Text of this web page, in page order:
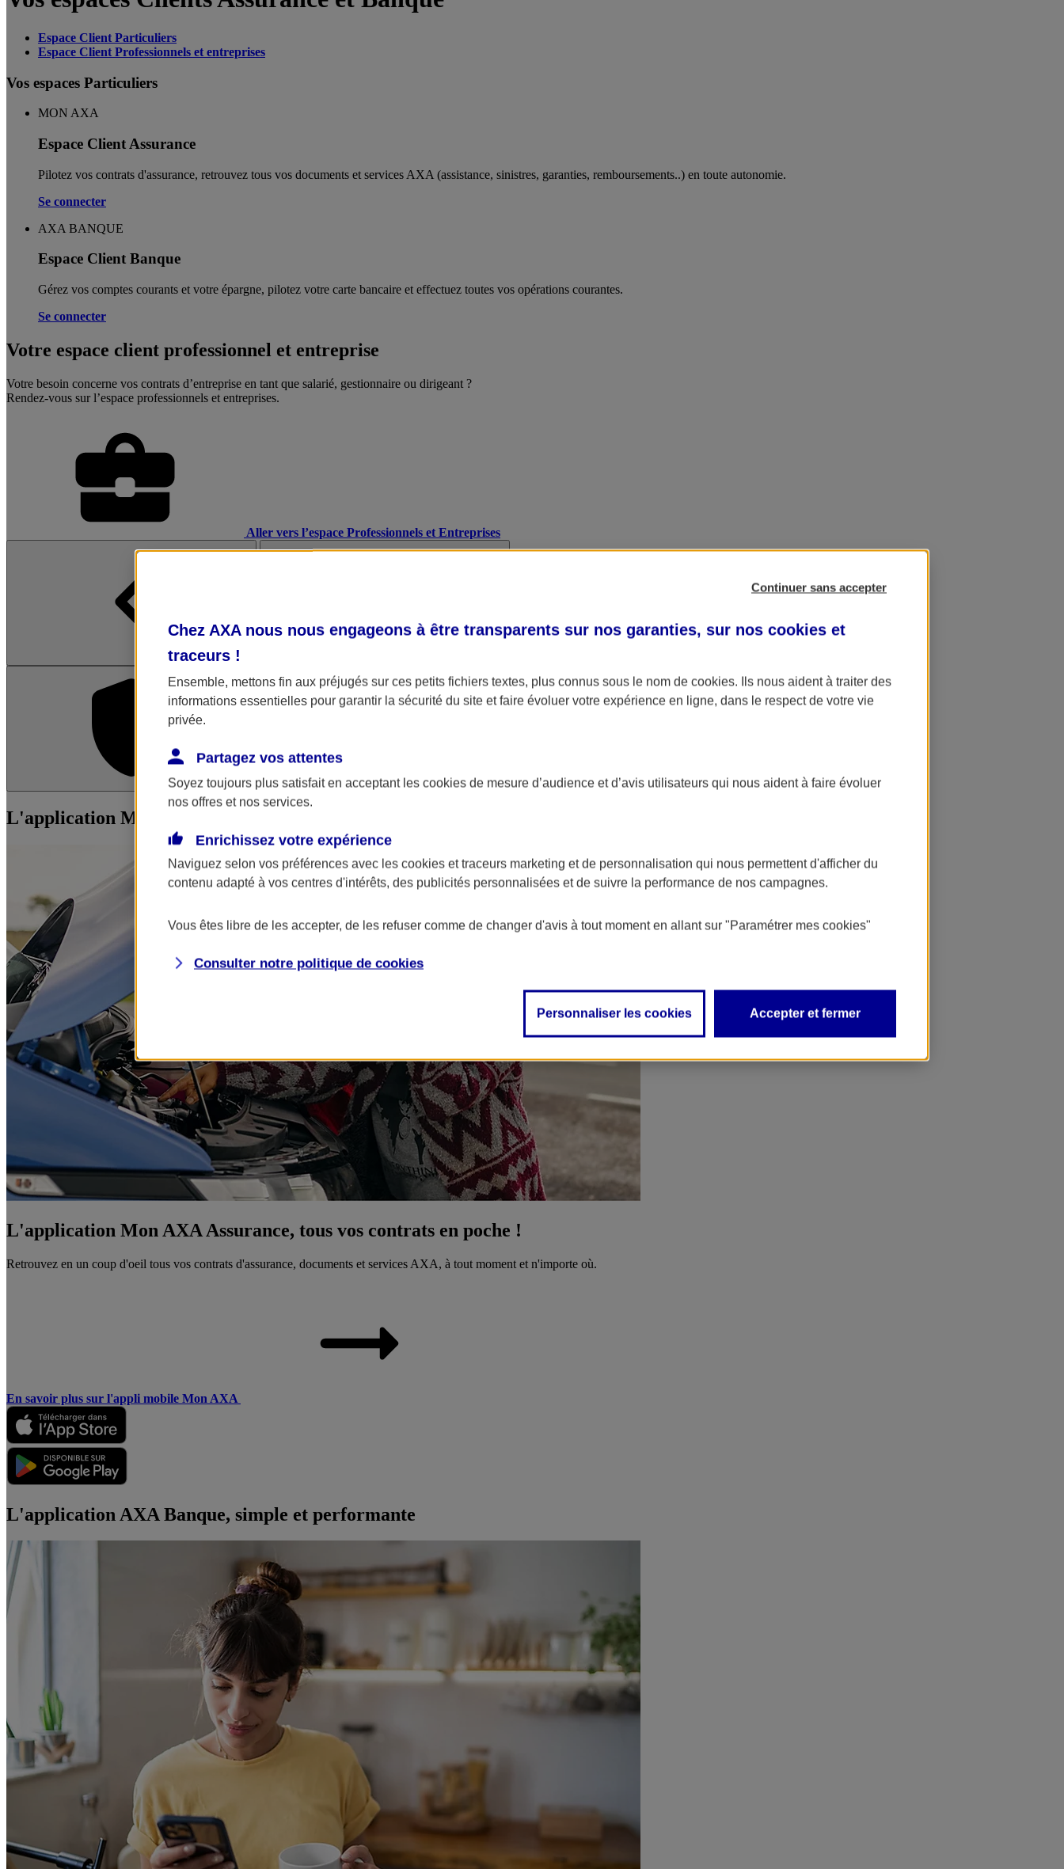
Espace Client Particuliers
Espace Client Professionnels et entreprises
Vos espaces Particuliers
MON AXA
Espace Client Assurance
Pilotez vos contrats d'assurance, retrouvez tous vos documents et services AXA (assistance, sinistres, garanties, remboursements..) en toute autonomie. ​
Se connecter
AXA BANQUE
Espace Client Banque
Gérez vos comptes courants et votre épargne, pilotez votre carte bancaire et effectuez toutes vos opérations courantes.
Se connecter
Votre espace client professionnel et entreprise
Votre besoin concerne vos contrats d’entreprise en tant que salarié, gestionnaire ou dirigeant ?
Rendez-vous sur l’espace professionnels et entreprises.
Aller vers l’espace Professionnels et Entreprises
L'application Mon AXA Assurance L'application AXA Banque
L'application Mon AXA Assurance, tous vos contrats en poche !
L'application Mon AXA Assurance, tous vos contrats en poche !
Retrouvez en un coup d'oeil tous vos contrats d'assurance, documents et services AXA, à tout moment et n'importe où.
En savoir plus sur l'appli mobile Mon AXA
L'application AXA Banque, simple et performante
Continuer sans accepter
Chez AXA nous nous engageons à être transparents sur nos garanties, sur nos cookies et
traceurs !
Ensemble, mettons fin aux préjugés sur ces petits fichiers textes, plus connus sous le nom de cookies. Ils nous aident à traiter des
informations essentielles pour garantir la sécurité du site et faire évoluer votre expérience en ligne, dans le respect de votre vie
privée.
Partagez vos attentes
Soyez toujours plus satisfait en acceptant les cookies de mesure d’audience et d’avis utilisateurs qui nous aident à faire évoluer
nos offres et nos services.
Enrichissez votre expérience
Naviguez selon vos préférences avec les cookies et traceurs marketing et de personnalisation qui nous permettent d'afficher du
contenu adapté à vos centres d'intérêts, des publicités personnalisées et de suivre la performance de nos campagnes.
Vous êtes libre de les accepter, de les refuser comme de changer d'avis à tout moment en allant sur "Paramétrer mes cookies"
Consulter notre politique de cookies
Personnaliser les cookies Accepter et fermer